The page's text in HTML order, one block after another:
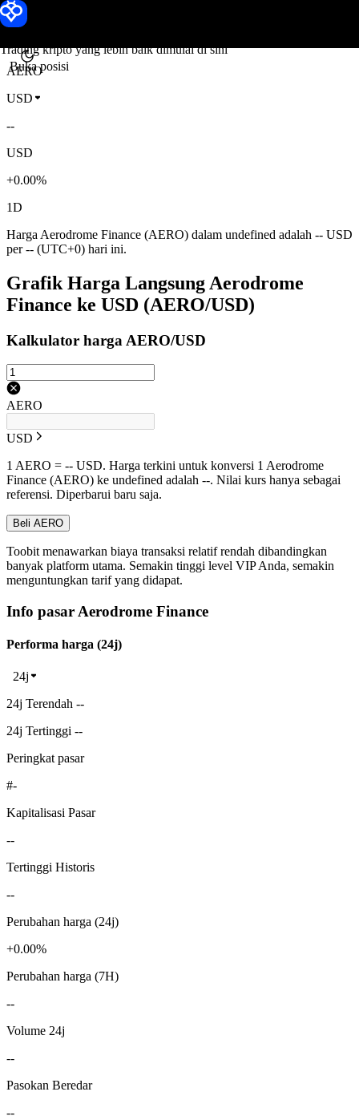
Trading kripto yang lebih baik dimulai di sini
Buka posisi
Harga Aerodrome Finance
AERO
USD
--
USD
+0.00%
1D
Harga Aerodrome Finance (AERO) dalam undefined adalah -- USD
per -- (UTC+0) hari ini.
Grafik Harga Langsung Aerodrome
Finance ke USD (AERO/USD)
Kalkulator harga AERO/USD
AERO
USD
1 AERO = -- USD. Harga terkini untuk konversi 1 Aerodrome
Finance (AERO) ke undefined adalah --. Nilai kurs hanya sebagai
referensi. Diperbarui baru saja.
Beli AERO
Toobit menawarkan biaya transaksi relatif rendah dibandingkan
banyak platform utama. Semakin tinggi level VIP Anda, semakin
menguntungkan tarif yang didapat.
Info pasar Aerodrome Finance
Performa harga (24j)
24j
24j Terendah --
24j Tertinggi --
Peringkat pasar
#-
Kapitalisasi Pasar
--
Tertinggi Historis
--
Perubahan harga (24j)
+0.00%
Perubahan harga (7H)
--
Volume 24j
--
Pasokan Beredar
--